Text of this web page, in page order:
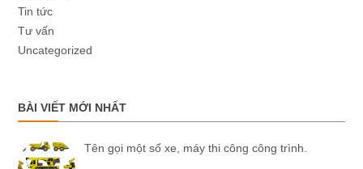
Tin tức
Tư vấn
Uncategorized
BÀI VIẾT MỚI NHẤT
Tên gọi một số xe, máy thi công công trình.